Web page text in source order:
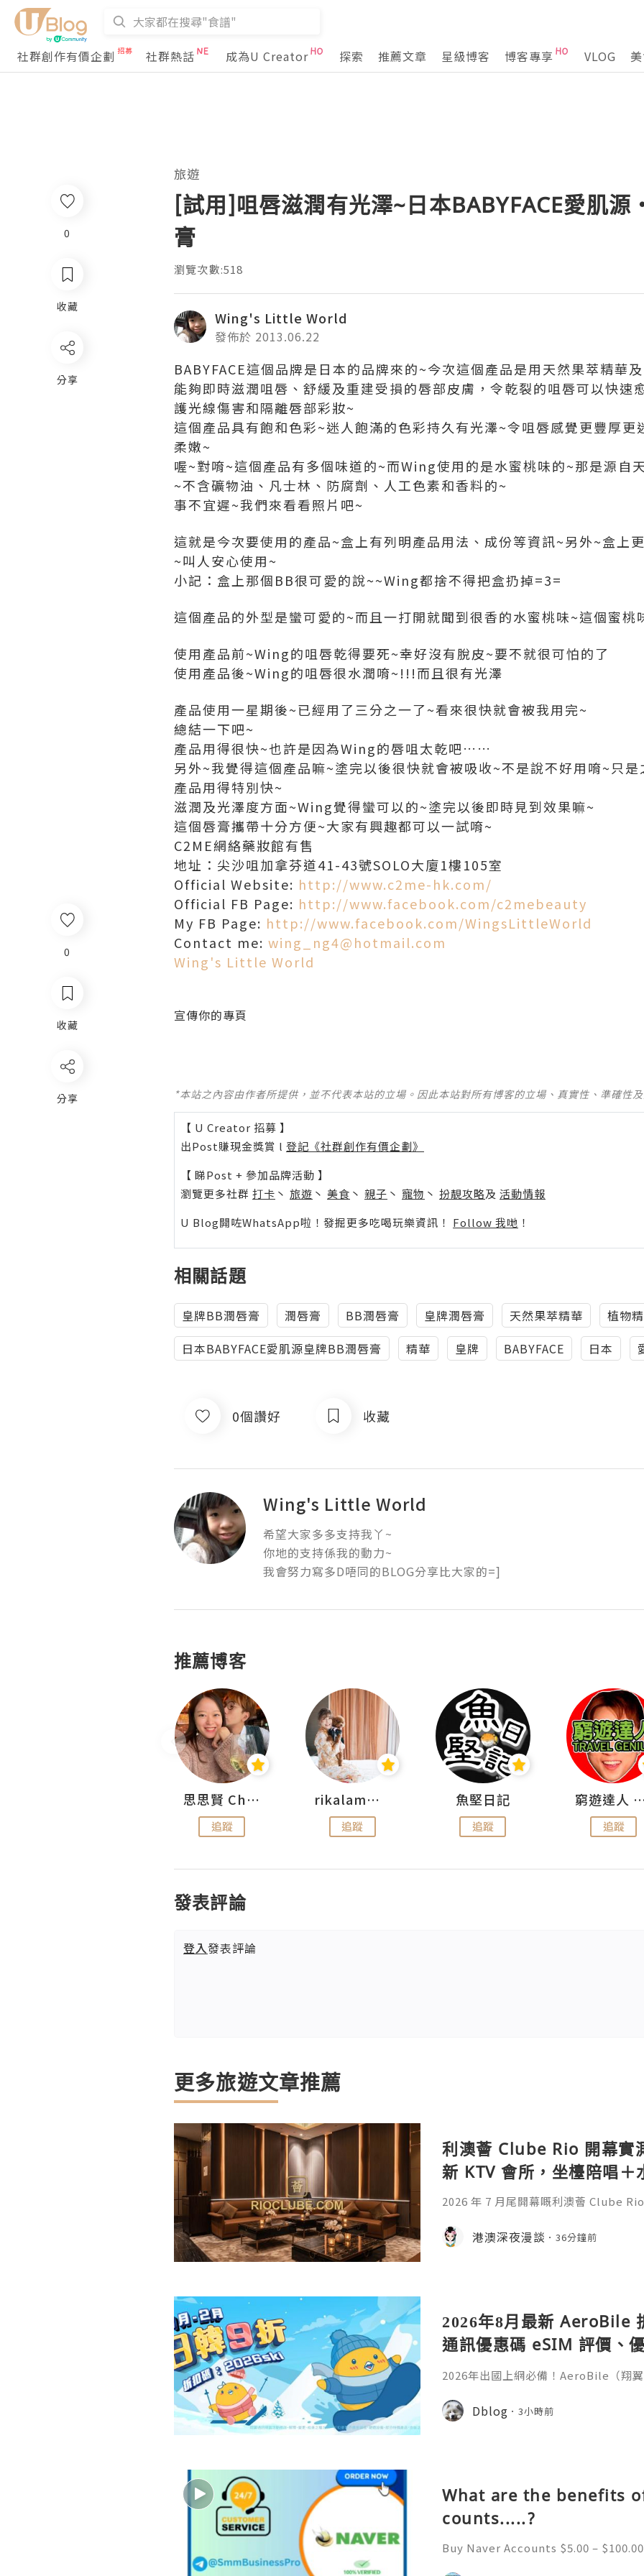
社群創作有價企劃
社群熱話 成為U Creator 探索 推薦文章 星級博客 博客專享 VLOG
0
收藏
分享
旅遊
[試用]咀唇滋潤有光澤~日本BABYFACE愛肌
膏
瀏覽次數:518
Wing's Little World
發佈於 2013.06.22
BABYFACE這個品牌是日本的品牌來的~今次這個產品是用天然果萃精華
能夠即時滋潤咀唇、舒緩及重建受損的唇部皮膚，令乾裂的咀唇可以快速
護光線傷害和隔離唇部彩妝~
這個產品具有飽和色彩~迷人飽滿的色彩持久有光澤~令咀唇感覺更豐厚更
柔嫩~
喔~對唷~這個產品有多個味道的~而Wing使用的是水蜜桃味的~那是源自
~不含礦物油、凡士林、防腐劑、人工色素和香料的~
事不宜遲~我們來看看照片吧~
這就是今次要使用的產品~盒上有列明產品用法、成份等資訊~另外~盒上
~叫人安心使用~
小記：盒上那個BB很可愛的說~~Wing都捨不得把盒扔掉=3=
這個產品的外型是蠻可愛的~而且一打開就聞到很香的水蜜桃味~這個蜜桃
使用產品前~Wing的咀唇乾得要死~幸好沒有脫皮~要不就很可怕的了
使用產品後~Wing的咀唇很水潤唷~!!!而且很有光澤
產品使用一星期後~已經用了三分之一了~看來很快就會被我用完~
總結一下吧~
產品用得很快~也許是因為Wing的唇咀太乾吧……
另外~我覺得這個產品嘛~塗完以後很快就會被吸收~不是說不好用唷~只
產品用得特別快~
滋潤及光澤度方面~Wing覺得蠻可以的~塗完以後即時見到效果嘛~
這個唇膏攜帶十分方便~大家有興趣都可以一試唷~
C2ME網絡藥妝館有售
地址：尖沙咀加拿芬道41-43號SOLO大廈1樓105室
Official Website: http://www.c2me-hk.com/
Official FB Page: http://www.facebook.com/c2mebeauty
My FB Page: http://www.facebook.com/WingsLittleWorld
Contact me: wing_ng4@hotmail.com
Wing's Little World
宣傳你的專頁
*本站之內容由作者所提供，並不代表本站的立場。因此本站對所有博客的立場、真實性、準確性
【 U Creator 招募 】
出Post賺現金獎賞 l 登記《社群創作有價企劃》
【 睇Post + 參加品牌活動 】
瀏覽更多社群 打卡 丶 旅遊 丶 美食 丶 親子 丶 寵物 丶 扮靚攻略及 活動情報
U Blog開咗WhatsApp啦！發掘更多吃喝玩樂資訊！ Follow 我哋 ！
相關話題
皇牌BB潤唇膏 潤唇膏 BB潤唇膏 皇牌潤唇膏 天然果萃精華
植物
日本BABYFACE愛肌源皇牌BB潤唇膏
精華 皇牌 BABYFACE 日本
0個讚好 收藏
Wing's Little World
希望大家多多支持我丫~
你地的支持係我的動力~
我會努力寫多D唔同的BLOG分享比大家的=]
推薦博客
思思賢 ChillMyBabe
追蹤
rikalammm
追蹤
魚堅日記
追蹤
窮遊達人 Mr.TravelGenius
追蹤
發表評論
登入發表評論
更多旅遊文章推薦
利澳薈 Clube Rio 開幕實
新 KTV 會所，坐檯陪唱＋
2026 年 7 月尾開幕嘅利澳薈 Clube
技師陪唱陪飲一個鐘，再嘆一個鐘水
商務應酬、兄弟聚會啱晒。
港澳深夜漫談 36分鐘前
2026年8月最新 AeroBile
通訊優惠碼 eSIM 評價、
教學完整整理
2026年出國上網必備！AeroBile（翔
9折，eSIM評價超高穩定不卡頓，蝴
略全解析。省錢又方便，出國旅行網
Dblog 3小時前
What are the benefits
counts.....?
Buy Naver Accounts $5.00 –
0
收藏
分享